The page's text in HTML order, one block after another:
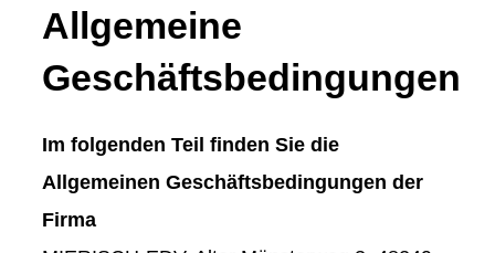
Allgemeine
Geschäftsbedingungen
Im folgenden Teil finden Sie die
Allgemeinen Geschäftsbedingungen der
Firma